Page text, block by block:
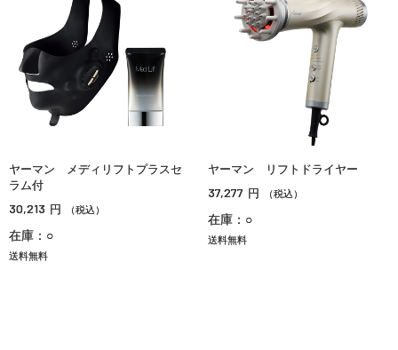
ヤーマン メディリフトプラスセ
ラム付
30,213 円 （税込）
在庫：○
送料無料
ヤーマン リフトドライヤー
37,277 円 （税込）
在庫：○
送料無料